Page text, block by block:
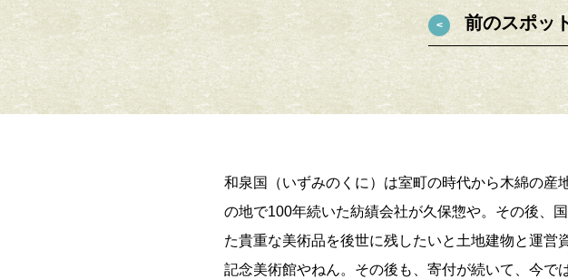
前のスポッ
和泉国（いずみのくに）は室町の時代から木綿の産
の地で100年続いた紡績会社が久保惣や。その後、
た貴重な美術品を後世に残したいと土地建物と運
記念美術館やねん。その後も、寄付が続いて、今で